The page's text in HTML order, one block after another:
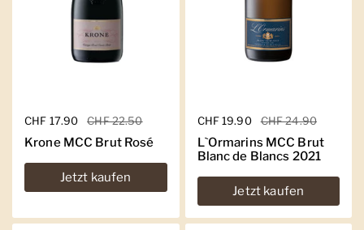
Regulärer Preis
CHF 17.90 Sale-Preis
CHF 22.50
Krone MCC Brut Rosé
Jetzt kaufen
Regulärer Preis
CHF 19.90 Sale-Preis
CHF 24.90
L`Ormarins MCC Brut
Blanc de Blancs 2021
Jetzt kaufen